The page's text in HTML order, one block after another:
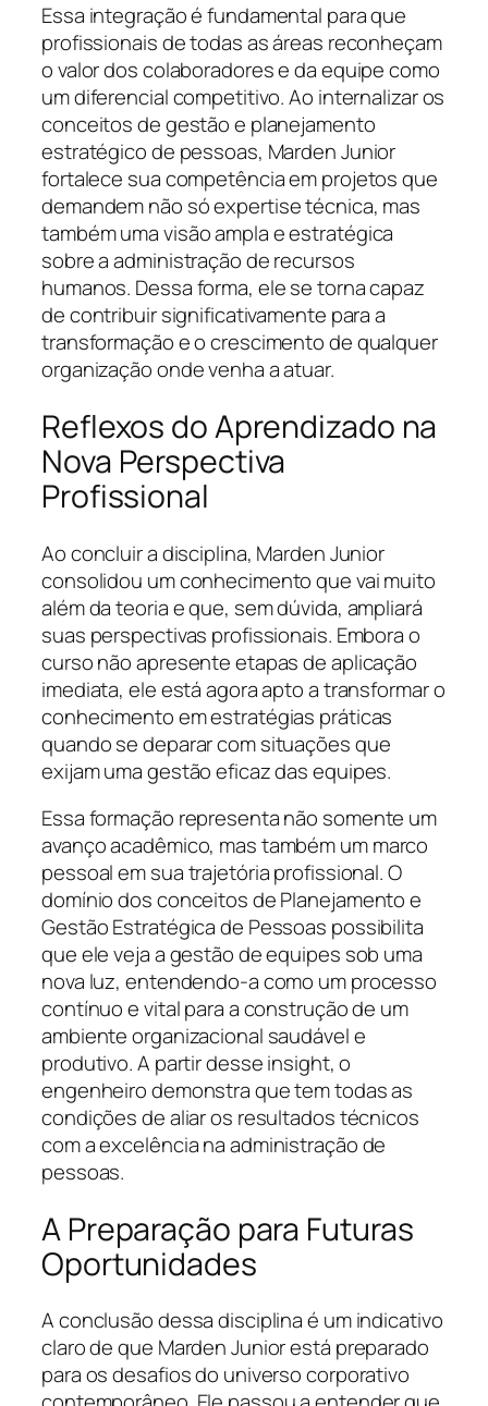
Essa integração é fundamental para que
profissionais de todas as áreas reconheçam
o valor dos colaboradores e da equipe como
um diferencial competitivo. Ao internalizar os
conceitos de gestão e planejamento
estratégico de pessoas, Marden Junior
fortalece sua competência em projetos que
demandem não só expertise técnica, mas
também uma visão ampla e estratégica
sobre a administração de recursos
humanos. Dessa forma, ele se torna capaz
de contribuir significativamente para a
transformação e o crescimento de qualquer
organização onde venha a atuar.
Reflexos do Aprendizado na
Nova Perspectiva
Profissional
Ao concluir a disciplina, Marden Junior
consolidou um conhecimento que vai muito
além da teoria e que, sem dúvida, ampliará
suas perspectivas profissionais. Embora o
curso não apresente etapas de aplicação
imediata, ele está agora apto a transformar o
conhecimento em estratégias práticas
quando se deparar com situações que
exijam uma gestão eficaz das equipes.
Essa formação representa não somente um
avanço acadêmico, mas também um marco
pessoal em sua trajetória profissional. O
domínio dos conceitos de Planejamento e
Gestão Estratégica de Pessoas possibilita
que ele veja a gestão de equipes sob uma
nova luz, entendendo-a como um processo
contínuo e vital para a construção de um
ambiente organizacional saudável e
produtivo. A partir desse insight, o
engenheiro demonstra que tem todas as
condições de aliar os resultados técnicos
com a excelência na administração de
pessoas.
A Preparação para Futuras
Oportunidades
A conclusão dessa disciplina é um indicativo
claro de que Marden Junior está preparado
para os desafios do universo corporativo